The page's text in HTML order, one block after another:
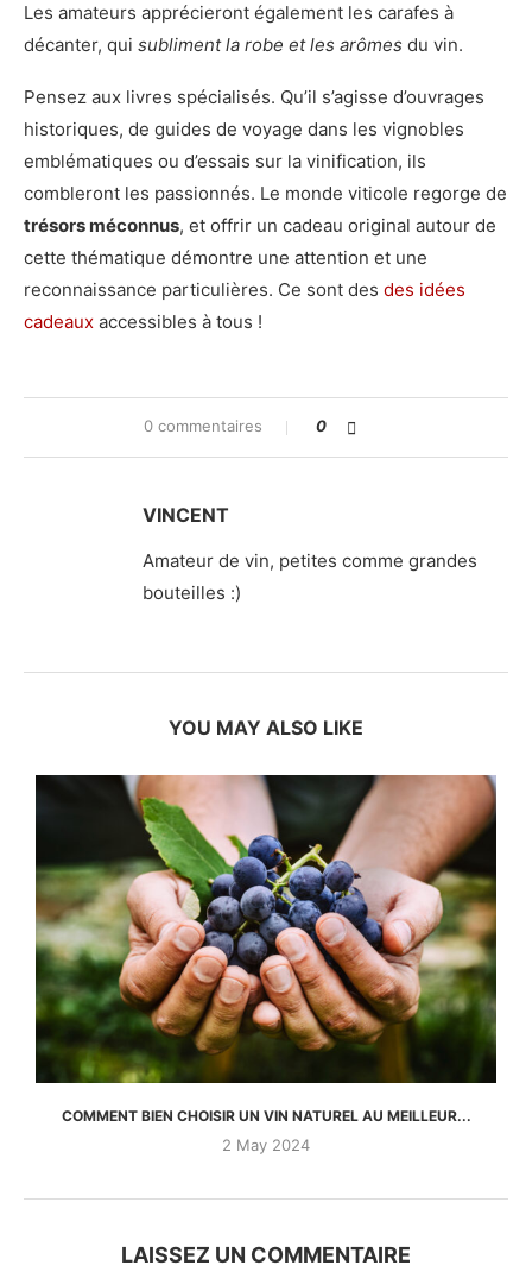
Les amateurs apprécieront également les carafes à
décanter, qui subliment la robe et les arômes du vin.
Pensez aux livres spécialisés. Qu’il s’agisse d’ouvrages
historiques, de guides de voyage dans les vignobles
emblématiques ou d’essais sur la vinification, ils
combleront les passionnés. Le monde viticole regorge de
trésors méconnus, et offrir un cadeau original autour de
cette thématique démontre une attention et une
reconnaissance particulières. Ce sont des des idées
cadeaux accessibles à tous !
0 commentaires 0
VINCENT
Amateur de vin, petites comme grandes
bouteilles :)
YOU MAY ALSO LIKE
COMMENT BIEN CHOISIR UN VIN NATUREL AU MEILLEUR...
2 May 2024
LAISSEZ UN COMMENTAIRE